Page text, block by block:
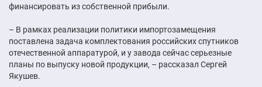
финансировать из собственной прибыли.
– В рамках реализации политики импортозамещения
поставлена задача комплектования российских спутников
отечественной аппаратурой, и у завода сейчас серьезные
планы по выпуску новой продукции, – рассказал Сергей
Якушев.